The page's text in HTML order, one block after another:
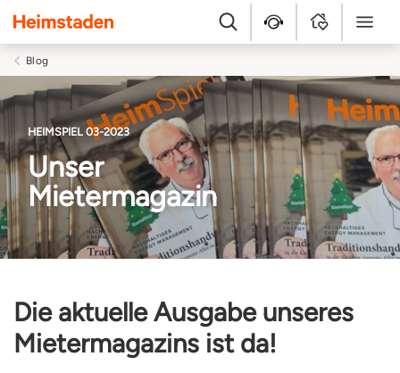
Heimstaden
Suche Kundenservice
MyHomeMenü
Blog
HEIMSPIEL 03-2023
Unser
Mietermagazin
Die aktuelle Ausgabe unseres
Mietermagazins ist da!